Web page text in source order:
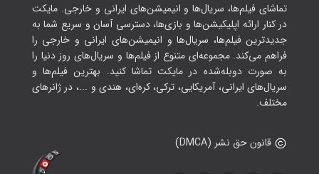
تماشای فیلم‌ها، سریال‌ها و انیمیشن‌های ایرانی و خارجی. مایکت
در کنار ارائه اپلیکیشن‌ها و بازی‌ها، دسترسی آسان و سریع شما به
جدیدترین فیلم‌ها، سریال‌ها و انیمیشن‌های ایرانی و خارجی را
فراهم می‌کند. مجموعه‌ای متنوع از فیلم‌ها و سریال‌های روز دنیا را
به صورت دوبله‌شده در مایکت تماشا کنید. بهترین فیلم‌ها و
سریال‌های ایرانی، آمریکایی، ترکی، کره‌ای، هندی و ...، در ژانرهای
مختلف.
قانون حق نشر (DMCA)